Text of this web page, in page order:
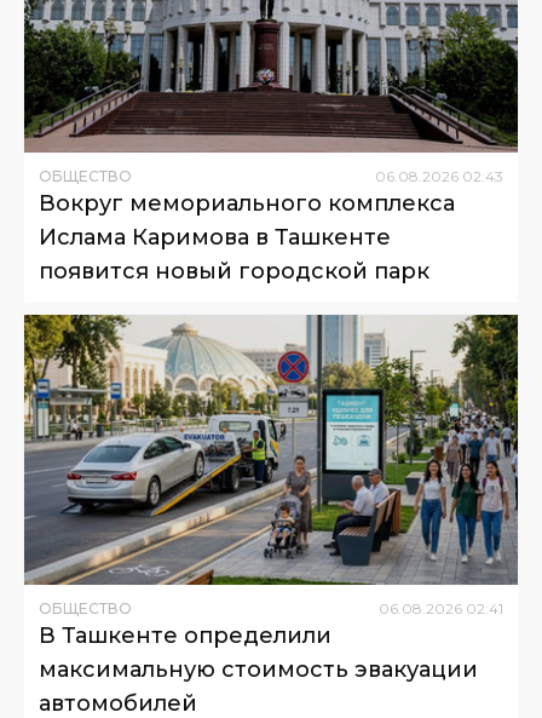
ОБЩЕСТВО 06.08.2026 02:43
Вокруг мемориального комплекса
Ислама Каримова в Ташкенте
появится новый городской парк
ОБЩЕСТВО 06 08 2026 02:41
В Ташкенте определили
максимальную стоимость эвакуации
автомобилей